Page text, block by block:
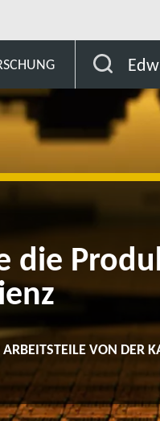
die
VON DER